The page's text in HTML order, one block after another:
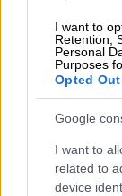
I want to
Retention,
Personal
Purposes
Opted Out
Google
I want to
related to
device
εύχομαι και
αρέσει στο
Ρήγας.
Μάλιστα, η
βίντεο
λογαριασμό
και τις
κρατούν